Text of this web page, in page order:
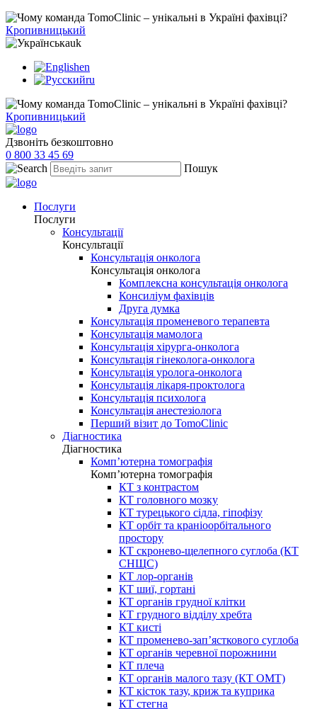
Кропивницький
uk
en
ru
Кропивницький
Дзвоніть безкоштовно
0 800 33 45 69
Пошук
Послуги
Послуги
Консультації
Консультації
Консультація онколога
Консультація онколога
Комплексна консультація онколога
Консиліум фахівців
Друга думка
Консультація променевого терапевта
Консультація мамолога
Консультація хірурга-онколога
Консультація гінеколога-онколога
Консультація уролога-онколога
Консультація лікаря-проктолога
Консультація психолога
Консультація анестезіолога
Перший візит до TomoClinic
Діагностика
Діагностика
Комп’ютерна томографія
Комп’ютерна томографія
КТ з контрастом
КТ головного мозку
КТ турецького сідла, гіпофізу
КТ орбіт та краніоорбітального
простору
КТ скронево-щелепного суглоба (КТ
СНЩС)
КТ лор-органів
КТ шиї, гортані
КТ органів грудної клітки
КТ грудного відділу хребта
КТ кисті
КТ променево-зап’ясткового суглоба
КТ органів черевної порожнини
КТ плеча
КТ органів малого тазу (КТ ОМТ)
КТ кісток тазу, криж та куприка
КТ стегна